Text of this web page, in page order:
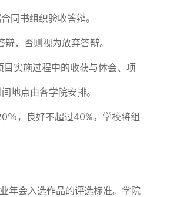
同书组织验收答辩。
，否则视为放弃答辩。
目实施过程中的收获与体会、项
地点由各学院安排。
％，良好不超过40%。学校将组
年会入选作品的评选标准。学院